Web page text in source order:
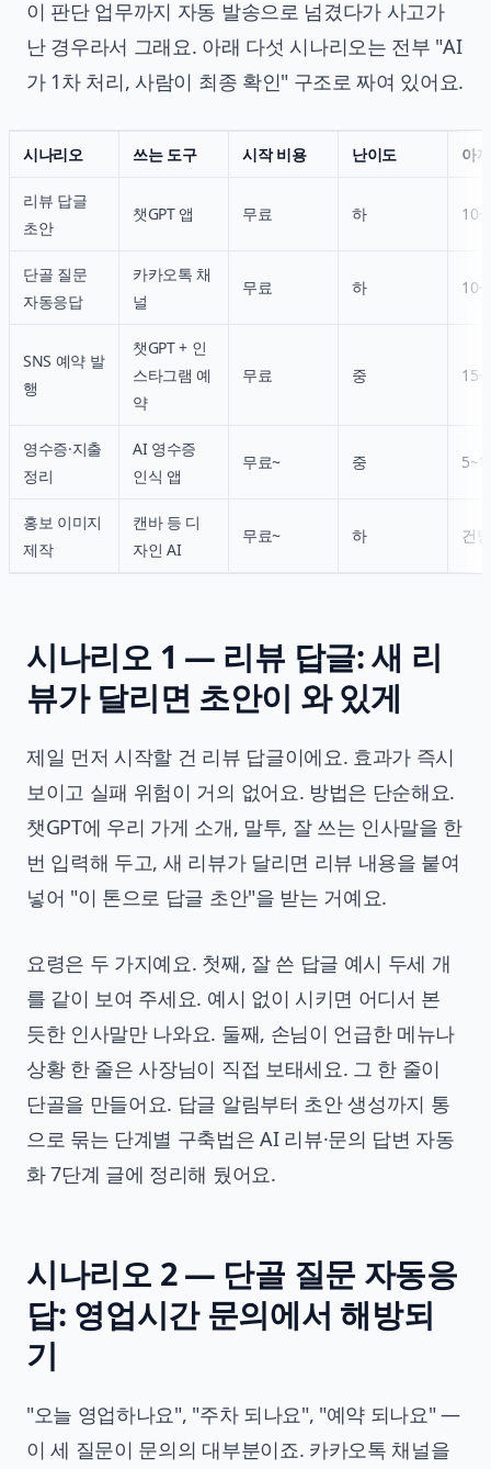
이 판단 업무까지 자동 발송으로 넘겼다가 사고가
난 경우라서 그래요. 아래 다섯 시나리오는 전부 "AI
가 1차 처리, 사람이 최종 확인" 구조로 짜여 있어요.
시나리오 쓰는 도구 시작 비용 난이도 아
리뷰 답글
초안
챗GPT 앱 무료 하
단골 질문
자동응답
카카오톡 채
널
무료 하
SNS 예약 발
행
챗GPT + 인
스타그램 예
약
무료 중
영수증·지출
정리
AI 영수증
인식 앱
무료~ 중
홍보 이미지
제작
캔바 등 디
자인 AI
무료~ 하 건
시나리오 1 — 리뷰 답글: 새 리
뷰가 달리면 초안이 와 있게
제일 먼저 시작할 건 리뷰 답글이에요. 효과가 즉시
보이고 실패 위험이 거의 없어요. 방법은 단순해요.
챗GPT에 우리 가게 소개, 말투, 잘 쓰는 인사말을 한
번 입력해 두고, 새 리뷰가 달리면 리뷰 내용을 붙여
넣어 "이 톤으로 답글 초안"을 받는 거예요.
요령은 두 가지예요. 첫째, 잘 쓴 답글 예시 두세 개
를 같이 보여 주세요. 예시 없이 시키면 어디서 본
듯한 인사말만 나와요. 둘째, 손님이 언급한 메뉴나
상황 한 줄은 사장님이 직접 보태세요. 그 한 줄이
단골을 만들어요. 답글 알림부터 초안 생성까지 통
으로 묶는 단계별 구축법은AI 리뷰·문의 답변 자동
화 7단계 글에 정리해 뒀어요.
시나리오 2 — 단골 질문 자동응
답: 영업시간 문의에서 해방되
기
"오늘 영업하나요", "주차 되나요", "예약 되나요" —
이 세 질문이 문의의 대부분이죠. 카카오톡 채널을